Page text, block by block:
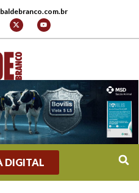
DIGITAL